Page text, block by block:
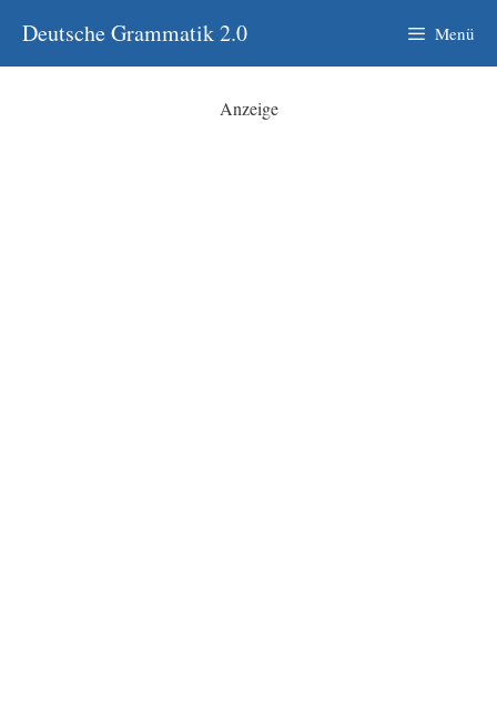
Inhalt
springen
Deutsche Grammatik 2.0 Menü
Anzeige